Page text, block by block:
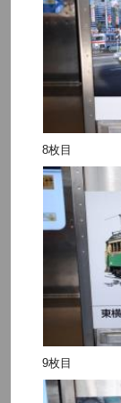
8枚目
9枚目